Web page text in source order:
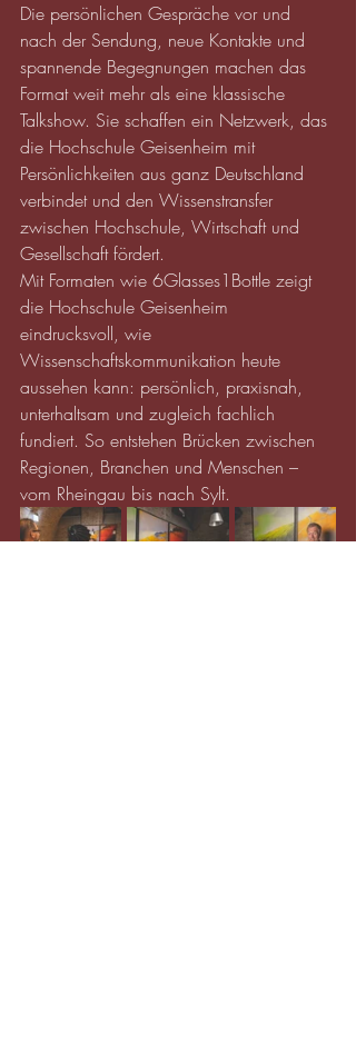
Die persönlichen Gespräche vor und
nach der Sendung, neue Kontakte und
spannende Begegnungen machen das
Format weit mehr als eine klassische
Talkshow. Sie schaffen ein Netzwerk, das
die Hochschule Geisenheim mit
Persönlichkeiten aus ganz Deutschland
verbindet und den Wissenstransfer
zwischen Hochschule, Wirtschaft und
Gesellschaft fördert.
Mit Formaten wie 6Glasses1Bottle zeigt
die Hochschule Geisenheim
eindrucksvoll, wie
Wissenschaftskommunikation heute
aussehen kann: persönlich, praxisnah,
unterhaltsam und zugleich fachlich
fundiert. So entstehen Brücken zwischen
Regionen, Branchen und Menschen –
vom Rheingau bis nach Sylt.